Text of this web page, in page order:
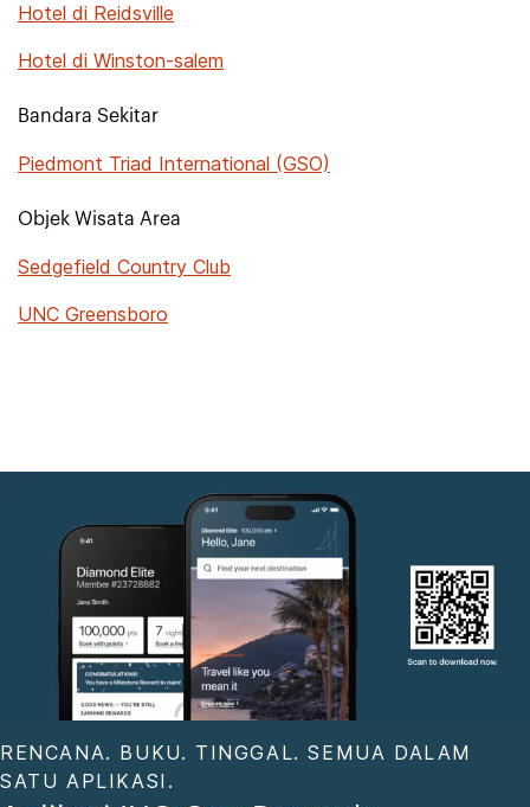
Hotel di Reidsville
Hotel di Winston-salem
Bandara Sekitar
Piedmont Triad International (GSO)
Objek Wisata Area
Sedgefield Country Club
UNC Greensboro
RENCANA. BUKU. TINGGAL. SEMUA DALAM
SATU APLIKASI.